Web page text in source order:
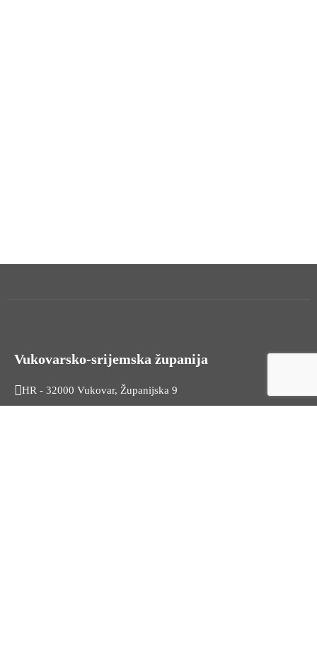
Vukovarsko-srijemska županija
HR - 32000 Vukovar, Županijska 9